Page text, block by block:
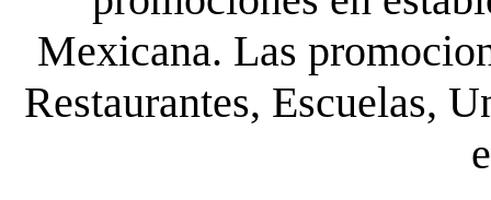
Mexicana. Las
Restaurantes, Escuelas,